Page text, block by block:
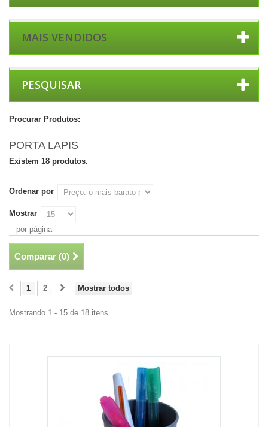
MAIS VENDIDOS
PESQUISAR
Procurar Produtos:
PORTA LAPIS
Existem 18 produtos.
Ordenar por
Mostrar
por página
Comparar (0)
Mostrar todos
1 2
Mostrando 1 - 15 de 18 itens